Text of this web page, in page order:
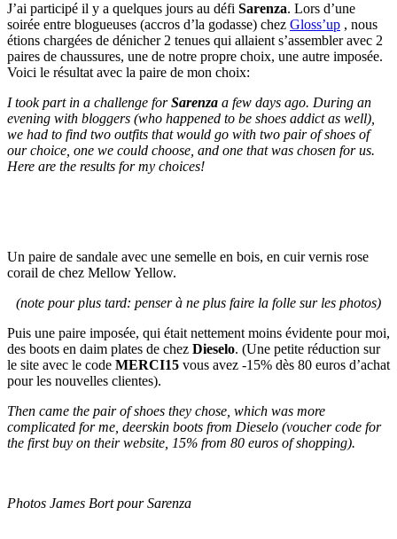
J’ai participé il y a quelques jours au défi Sarenza. Lors d’une
soirée entre blogueuses (accros d’la godasse) chez Gloss’up , nous
étions chargées de dénicher 2 tenues qui allaient s’assembler avec 2
paires de chaussures, une de notre propre choix, une autre imposée.
Voici le résultat avec la paire de mon choix:
I took part in a challenge forSarenza a few days ago. During an
evening with bloggers (who happened to be shoes addict as well),
we had to find two outfits that would go with two pair of shoes of
our choice, one we could choose, and one that was chosen for us.
Here are the results for my choices!
Un paire de sandale avec une semelle en bois, en cuir vernis rose
corail de chez Mellow Yellow.
(note pour plus tard: penser à ne plus faire la folle sur les photos)
Puis une paire imposée, qui était nettement moins évidente pour moi,
des boots en daim plates de chez Dieselo. (Une petite réduction sur
le site avec le code MERCI15 vous avez -15% dès 80 euros d’achat
pour les nouvelles clientes).
Then came the pair of shoes they chose, which was more
complicated for me, deerskin boots from Dieselo (voucher code for
the first buy on their website, 15% from 80 euros of shopping).
Photos James Bort pour Sarenza